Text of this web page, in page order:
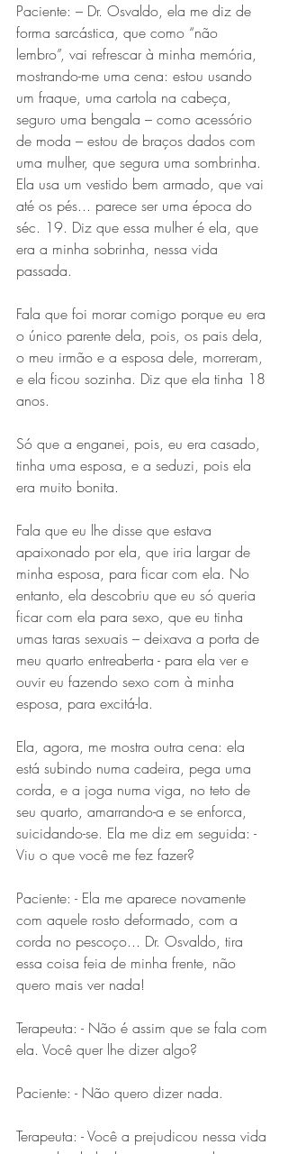
Paciente: – Dr. Osvaldo, ela me diz de
forma sarcástica, que como “não
lembro”, vai refrescar à minha memória,
mostrando-me uma cena: estou usando
um fraque, uma cartola na cabeça,
seguro uma bengala – como acessório
de moda – estou de braços dados com
uma mulher, que segura uma sombrinha.
Ela usa um vestido bem armado, que vai
até os pés... parece ser uma época do
séc. 19. Diz que essa mulher é ela, que
era a minha sobrinha, nessa vida
passada.
Fala que foi morar comigo porque eu era
o único parente dela, pois, os pais dela,
o meu irmão e a esposa dele, morreram,
e ela ficou sozinha. Diz que ela tinha 18
anos.
Só que a enganei, pois, eu era casado,
tinha uma esposa, e a seduzi, pois ela
era muito bonita.
Fala que eu lhe disse que estava
apaixonado por ela, que iria largar de
minha esposa, para ficar com ela. No
entanto, ela descobriu que eu só queria
ficar com ela para sexo, que eu tinha
umas taras sexuais – deixava a porta de
meu quarto entreaberta - para ela ver e
ouvir eu fazendo sexo com à minha
esposa, para excitá-la.
Ela, agora, me mostra outra cena: ela
está subindo numa cadeira, pega uma
corda, e a joga numa viga, no teto de
seu quarto, amarrando-a e se enforca,
suicidando-se. Ela me diz em seguida: -
Viu o que você me fez fazer?
Paciente: - Ela me aparece novamente
com aquele rosto deformado, com a
corda no pescoço... Dr. Osvaldo, tira
essa coisa feia de minha frente, não
quero mais ver nada!
Terapeuta: - Não é assim que se fala com
ela. Você quer lhe dizer algo?
Paciente: - Não quero dizer nada.
Terapeuta: - Você a prejudicou nessa vida